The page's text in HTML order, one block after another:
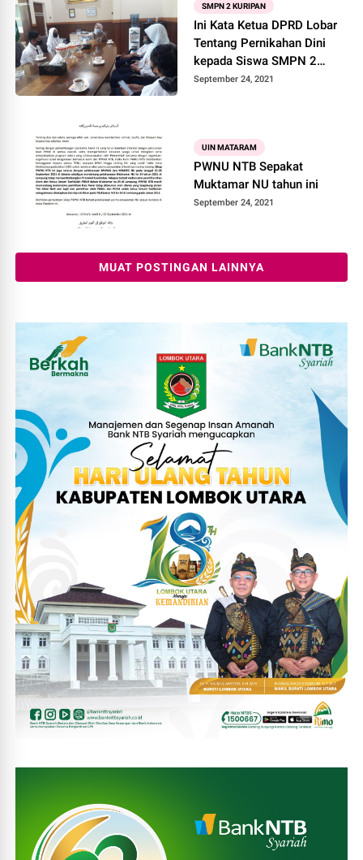
SMPN 2 KURIPAN
Ini Kata Ketua DPRD Lobar
Tentang Pernikahan Dini
kepada Siswa SMPN 2
Kuripan
September 24, 2021
UIN MATARAM
PWNU NTB Sepakat
Muktamar NU tahun ini
September 24, 2021
MUAT POSTINGAN LAINNYA